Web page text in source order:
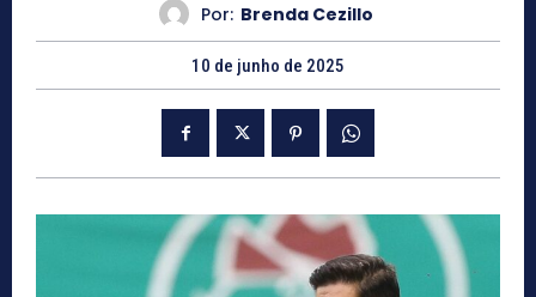
Por: Brenda Cezillo
10 de junho de 2025